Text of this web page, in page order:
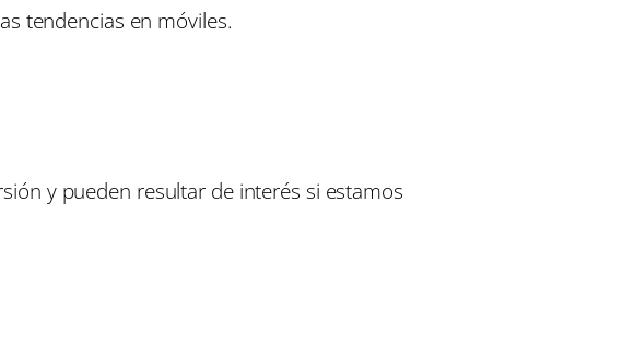
tendencias en móviles.
y pueden resultar de interés si estamos